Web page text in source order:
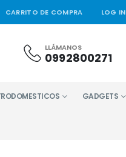
CARRITO DE COMPRA LOG IN
LLÁMANOS
0992800271
GADGETS